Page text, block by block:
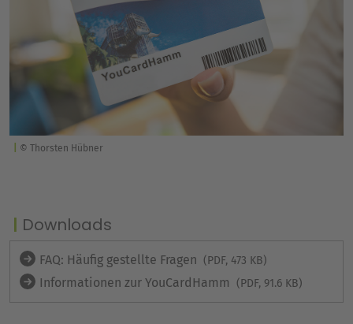
© Thorsten Hübner
Downloads
FAQ: Häufig gestellte Fragen (PDF, 473 KB)
Informationen zur YouCardHamm (PDF, 91.6 KB)